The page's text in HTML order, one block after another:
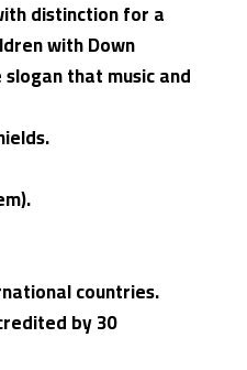
distinction for a
with Down
that music and
countries.
by 30